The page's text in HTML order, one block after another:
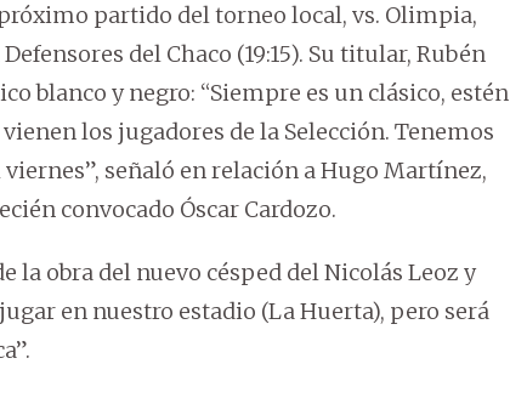
partido del torneo local, vs. Olimpia,
del Chaco (19:15). Su titular, Rubén
blanco y negro: “Siempre es un clásico, estén
los jugadores de la Selección. Tenemos
señaló en relación a Hugo Martínez,
convocado Óscar Cardozo.
la obra del nuevo césped del Nicolás Leoz y
en nuestro estadio (La Huerta), pero será